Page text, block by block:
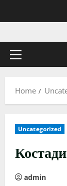
Primary
Home
Uncategorized
admin